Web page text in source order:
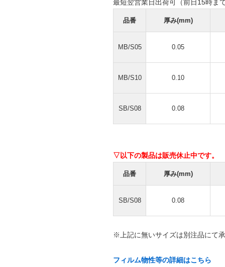
最短翌営業日出荷可（前日15時ま
品番 厚み(mm)
MB/S05 0.05
MB/S10 0.10
SB/S08 0.08
▽以下の製品は販売休止中です。
品番 厚み(mm)
SB/S08 0.08
※上記に無いサイズは別注品にて
フィルム物性等の詳細はこちら